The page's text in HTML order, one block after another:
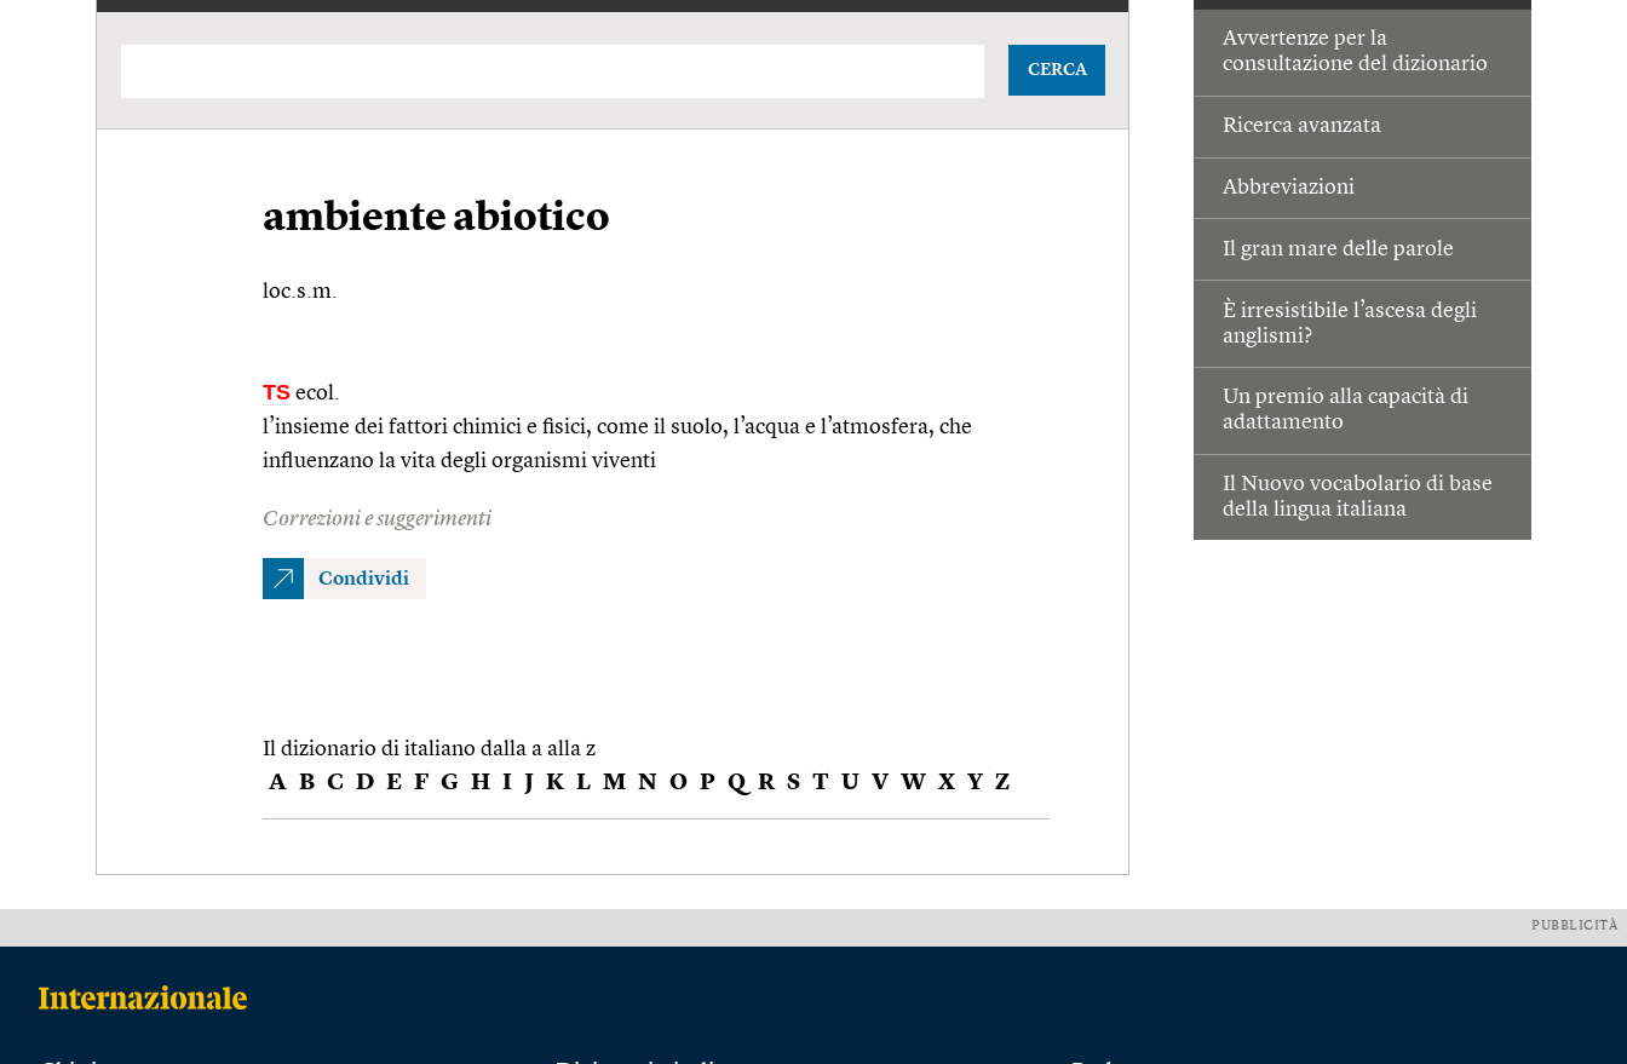
Avvertenze per la
consultazione del dizionario
Ricerca avanzata
Abbreviazioni
Il gran mare delle parole
È irresistibile l’ascesa degli
anglismi?
Un premio alla capacità di
adattamento
Il Nuovo vocabolario di base
della lingua italiana
CERCA
ambiente abiotico
loc.s.m.
TS ecol.
l’insieme dei fattori chimici e fisici, come il suolo, l’acqua e l’atmosfera, che
influenzano la vita degli organismi viventi
Correzioni e suggerimenti
Condividi
Il dizionario di italiano dalla a alla z
A B C D E F G H I J K L M N O P Q R S T U V W X Y Z
PUBBLICITÀ